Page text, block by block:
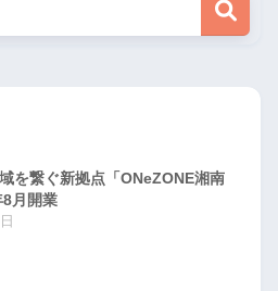
を繋ぐ新拠点「ONeZONE湘南
月開業